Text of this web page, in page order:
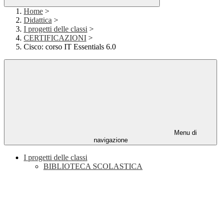
Home >
Didattica >
I progetti delle classi >
CERTIFICAZIONI >
Cisco: corso IT Essentials 6.0
Menu di
navigazione
I progetti delle classi
BIBLIOTECA SCOLASTICA